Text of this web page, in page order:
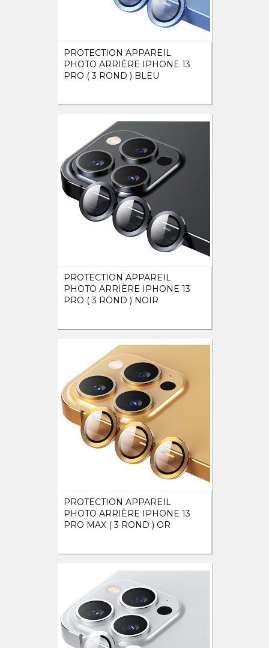
PROTECTION APPAREIL
PHOTO ARRIÈRE IPHONE 13
PRO ( 3 ROND ) BLEU
PROTECTION APPAREIL
PHOTO ARRIÈRE IPHONE 13
PRO ( 3 ROND ) NOIR
PROTECTION APPAREIL
PHOTO ARRIÈRE IPHONE 13
PRO MAX ( 3 ROND ) OR